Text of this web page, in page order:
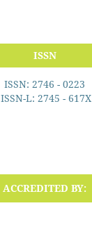
ISSN
ISSN: 2746 - 0223
ISSN-L: 2745 - 617X
ACCREDITED BY: